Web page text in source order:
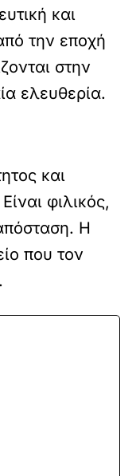
και
την εποχή
στην
ελευθερία.
και
φιλικός,
Η
που τον